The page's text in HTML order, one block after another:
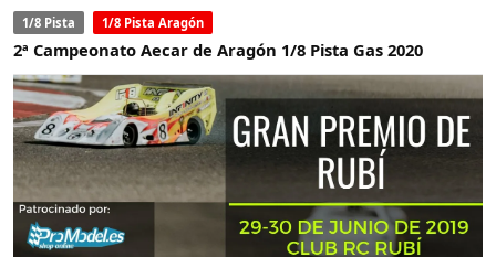
1/8 Pista 1/8 Pista Aragón
2ª Campeonato Aecar de Aragón 1/8 Pista Gas 2020